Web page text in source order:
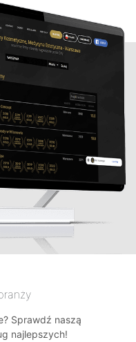
Sprawdź naszą
najlepszych!